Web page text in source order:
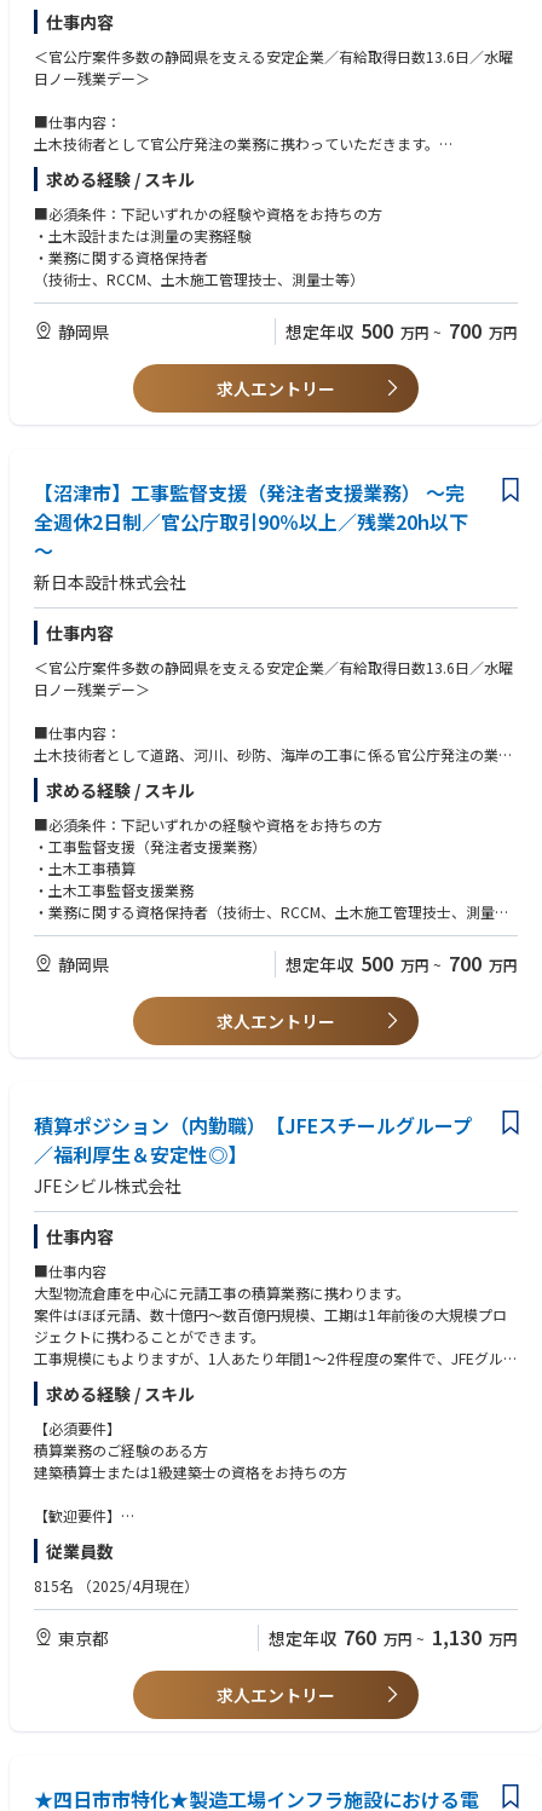
〇働きやすさ：水曜日ノー残業デーなどを導入しており、残業抑制のため
の取り組みをしております。
〇社員交流：レクリエーションなどの行事を通じて、部署を超えた社員同
士の交流の機会を設けています。
下においても業績を伸ばしている勢いのある会社です。
■やりがい：
静岡県に根ざし、調査、測量、設計、施工管理等を行っている総合建設コ
ンサルタント会社です。通常時の業務はもとより、頻発する災害復旧への
対応を通じ、地域社会に大きく貢献できることにやりがいを感じると思い
ます。即戦力となる経験者の方には積極的に責任ある仕事、役割をお任せ
する予定です。
仕事内容
＜官公庁案件多数の静岡県を支える安定企業／有給取得日数13.6日／水曜
日ノー残業デー＞
■仕事内容：
土木技術者として官公庁発注の業務に携わっていただきます。
＜メインでお任せする業務＞
・道路、橋梁、河川・砂防、防災施設、上下水道施設、都市景観などの計
画・設計
・その他、上記に付帯する点検・調査・積算業務
・各種測量、測量データ作成業務、ドローンを活用した調査
・地質調査
上記の中から、資格・経験を存分に活かせる業務を担当していただきま
す。
変更の範囲：：当社業務全般
■職務の特徴：
補修設計、上下水道更新設計、構造物耐震設計など）が増えており、新技
術の開発、導入を積極的に進めようとしています。
・入社いただきました場合には、保有資格、技能により様々な分野で活躍
していただけるものと考えます。また、ご希望に応じて未経験の領域につ
いても、経験者から指導を受けながら携わっていただくことも可能です。
■やりがい：
静岡県に根ざし、調査、測量、設計、施工管理等を行っている総合建設コ
ンサルタント会社です。通常時の業務はもとより、頻発する災害復旧への
対応を通じ、地域社会に大きく貢献できることにやりがいを感じると思い
する予定です。
求める経験 / スキル
■必須条件：下記いずれかの経験や資格をお持ちの方
・土木設計または測量の実務経験
・業務に関する資格保持者
（技術士、RCCM、土木施工管理技士、測量士等）
静岡県 想定年収 500 万円 ~ 700 万円
求人エントリー
【沼津市】工事監督支援（発注者支援業務） ～完
全週休2日制／官公庁取引90％以上／残業20h以下
～
新日本設計株式会社
仕事内容
＜官公庁案件多数の静岡県を支える安定企業／有給取得日数13.6日／水曜
日ノー残業デー＞
■仕事内容：
土木技術者として道路、河川、砂防、海岸の工事に係る官公庁発注の業務
に携わっていただきます。
＜工事監督支援業務＞
・工事目的物の寸法、使用する材料の材質等についての適否の確認及び発
注者への報告
・工事施工業者から提出される資料と現場状況の照合
・工事発注用図面、数量計算書、横算データ作成
＜道路管理事務業務＞
変更の範囲：：当社業務全般
・官公庁からの土木関係業務の受注が100％近くを占めます。近年は特に
インフラの維持管理に関する需要が増えており、点検業務（橋梁点検、施
・入社いただきました場合には、保有資格、技能により様々な分野で活躍
していただけるものと考えます。また、ご希望に応じて未経験の領域につ
いても、経験者から指導を受けながら携わっていただくことも可能です。
■当社の魅力：
〇充実した教育・勉強体制：働きやすい環境の構築を目指し、社員のワー
クライフバランスを念頭に制度設計をしています。
（資格取得支援制度・経験豊富な社員によるOJT・専門技能の向上を目的
とした技術研修）
〇働きやすさ：水曜日ノー残業デーなどを導入しており、残業抑制のため
の取り組みをしております。有給取得平均14.2日であり、有給取得率10
0%を目指し職場環境づくりを継続しております。
〇社員交流：レクリエーションなどの行事を通じて、部署を超えた社員同
士の交流の機会を設けています。
〇安定性：官公庁から受注する業務多数で安定性があり、コロナ禍の環境
下においても業績を伸ばしている勢いのある会社です。
静岡県に根ざし、調査、測量、設計、施工管理等を行っている総合建設コ
ンサルタント会社です。通常時の業務はもとより、頻発する災害復旧への
対応を通じ、地域社会に大きく貢献できることにやりがいを感じると思い
ます。即戦力となる経験者の方には積極的に責任ある仕事、役割をお任せ
する予定です。
求める経験 / スキル
■必須条件：下記いずれかの経験や資格をお持ちの方
・工事監督支援（発注者支援業務）
・土木工事積算
・土木工事監督支援業務
・業務に関する資格保持者（技術士、RCCM、土木施工管理技士、測量
士）
静岡県 想定年収 500 万円 ~ 700 万円
求人エントリー
積算ポジション（内勤職）【JFEスチールグループ
／福利厚生＆安定性◎】
JFEシビル株式会社
仕事内容
■仕事内容
大型物流倉庫を中心に元請工事の積算業務に携わります。
案件はほぼ元請、数十億円～数百億円規模、工期は1年前後の大規模プロ
ジェクトに携わることができます。
工事規模にもよりますが、1人あたり年間1～2件程度の案件で、JFEグルー
プの強みを活かしたS造、SRC造などの案件に関わることが多いです。
■特徴・魅力
・JFEグループ唯一の土木・建設系の会社で、近年では大型物流倉庫を中
心にJFEグループ以外からの工事受注が大幅に増加し、業績を伸ばしてい
の保全事業にも取り組んでおり、安定した経営環境の中で業務に取り組め
・事業は建築工事、土木工事や製鉄所のメンテナンス等幅広く手掛けてお
り、メンテナンスは定期的に仕事が受注できることから、業績も安定成長
を遂げております。
・中途入社者が多数在籍しており、活躍次第で工事グループ長、建設部
長、各事業所長などへの登用もあります。
の工事を行う会社(ゼネコン）です。両社の強みを融合し、他にはない独自
性を有しています。技術力然り、組織力然りです。
求める経験 / スキル
【必須要件】
積算業務のご経験のある方
建築積算士または1級建築士の資格をお持ちの方
【歓迎要件】
ゼネコンでの積算業務のご経験のある方
従業員数
815名 （2025/4月現在）
東京都 想定年収 760 万円 ~ 1,130 万円
求人エントリー
★四日市市特化★製造工場インフラ施設における電